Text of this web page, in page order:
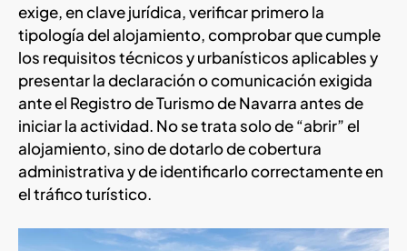
exige, en clave jurídica, verificar primero la
tipología del alojamiento, comprobar que cumple
los requisitos técnicos y urbanísticos aplicables y
presentar la declaración o comunicación exigida
ante el Registro de Turismo de Navarra antes de
iniciar la actividad. No se trata solo de “abrir” el
alojamiento, sino de dotarlo de cobertura
administrativa y de identificarlo correctamente en
el tráfico turístico.